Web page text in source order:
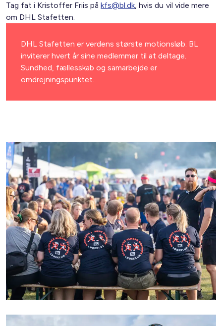
DHL Stafetten er verdens største motionsløb. BL
inviterer hvert år sine medlemmer til at deltage.
Sundhed, fællesskab og samarbejde er
omdrejningspunktet.
Tag fat i Kristoffer Friis påkfs@bl.dk, hvis du vil vide mere
om DHL Stafetten.